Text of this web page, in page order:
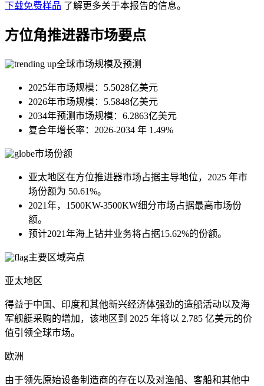
下载免费样品 了解更多关于本报告的信息。
方位角推进器市场要点
全球市场规模及预测
2025年市场规模：5.5028亿美元
2026年市场规模：5.5848亿美元
2034年预测市场规模：6.2863亿美元
复合年增长率：2026-2034 年 1.49%
市场份额
亚太地区在方位推进器市场占据主导地位，2025 年市
场份额为 50.61%。
2021年，1500KW-3500KW细分市场占据最高市场份
额。
预计2021年海上钻井业务将占据15.62%的份额。
主要区域亮点
亚太地区
得益于中国、印度和其他新兴经济体强劲的造船活动以及海
军舰艇采购的增加，该地区到 2025 年将以 2.785 亿美元的价
值引领全球市场。
欧洲
由于领先原始设备制造商的存在以及对渔船、客船和其他中